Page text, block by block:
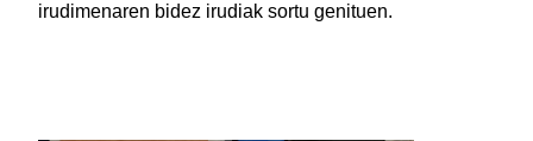
irudimenaren bidez irudiak sortu genituen.